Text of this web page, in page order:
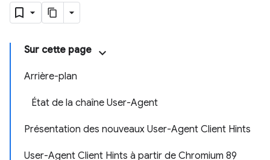
Sur cette page
Arrière-plan
État de la chaîne User-Agent
Présentation des nouveaux User-Agent Client Hints
User-Agent Client Hints à partir de Chromium 89